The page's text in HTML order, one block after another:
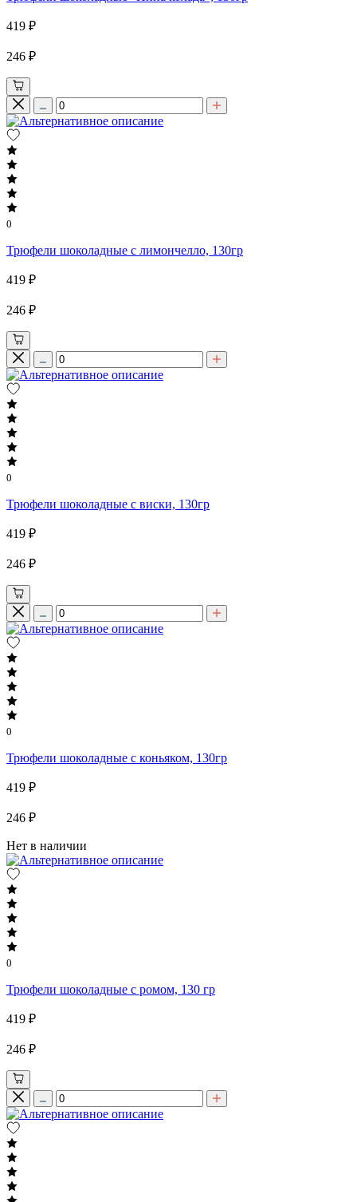
419 ₽
246 ₽
0
Трюфели шоколадные с лимончелло, 130гр
419 ₽
246 ₽
0
Трюфели шоколадные с виски, 130гр
419 ₽
246 ₽
0
Трюфели шоколадные с коньяком, 130гр
419 ₽
246 ₽
Нет в наличии
0
Трюфели шоколадные с ромом, 130 гр
419 ₽
246 ₽